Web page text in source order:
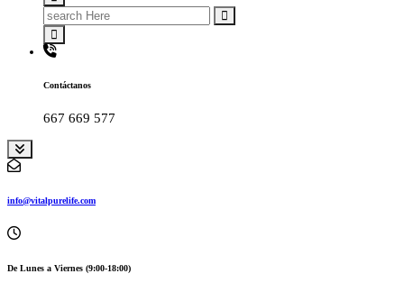
Search
for:
Contáctanos
667 669 577
info@vitalpurelife.com
De Lunes a Viernes (9:00-18:00)